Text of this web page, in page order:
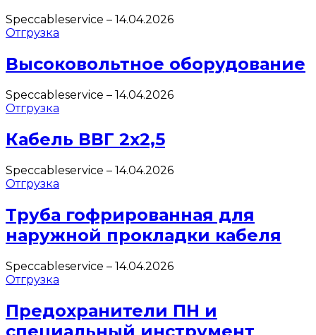
Speccableservice – 14.04.2026
Отгрузка
Высоковольтное оборудование
Speccableservice – 14.04.2026
Отгрузка
Кабель ВВГ 2х2,5
Speccableservice – 14.04.2026
Отгрузка
Труба гофрированная для
наружной прокладки кабеля
Speccableservice – 14.04.2026
Отгрузка
Предохранители ПН и
специальный инструмент